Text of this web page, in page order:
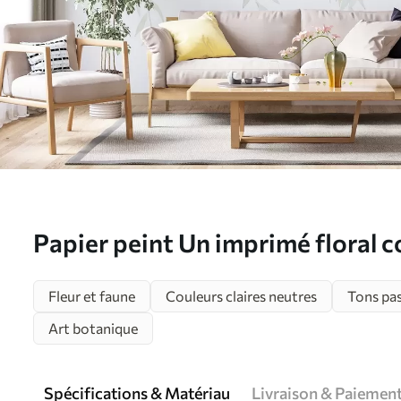
Papier peint Un imprimé floral
Fleur et faune Couleurs claires neutres Tons
Art botanique
Spécifications & Matériau Livraison &